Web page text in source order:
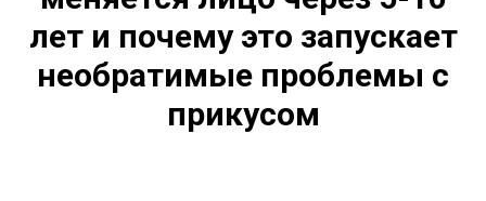
лет и почему это запускает
необратимые проблемы с
прикусом